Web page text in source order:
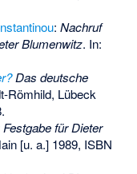
: Nachruf
Blumenwitz. In:
Das deutsche
Römhild, Lübeck
für Dieter
[u. a.] 1989, ISBN